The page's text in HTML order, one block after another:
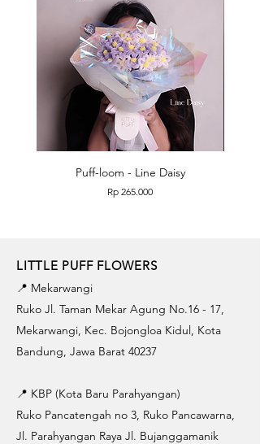
Puff-loom - Line Daisy
Price
Rp 265.000
LITTLE PUFF FLOWERS
📍 Mekarwangi
Ruko Jl. Taman Mekar Agung No.16 - 17,
Mekarwangi, Kec. Bojongloa Kidul, Kota
Bandung, Jawa Barat 40237
📍 KBP (Kota Baru Parahyangan)
Ruko Pancatengah no 3, Ruko Pancawarna,
Jl. Parahyangan Raya Jl. Bujanggamanik